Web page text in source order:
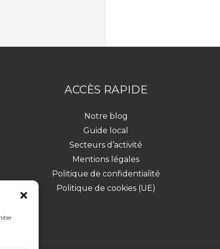
ACCÈS RAPIDE
Notre blog
Guide local
Secteurs d’activité
Mentions légales
Politique de confidentialité
Politique de cookies (UE)